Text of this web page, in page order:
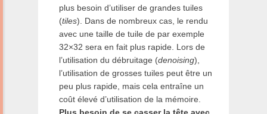
plus besoin d’utiliser de grandes tuiles
(tiles). Dans de nombreux cas, le rendu
avec une taille de tuile de par exemple
32×32 sera en fait plus rapide. Lors de
l’utilisation du débruitage (denoising),
l’utilisation de grosses tuiles peut être un
peu plus rapide, mais cela entraîne un
coût élevé d’utilisation de la mémoire.